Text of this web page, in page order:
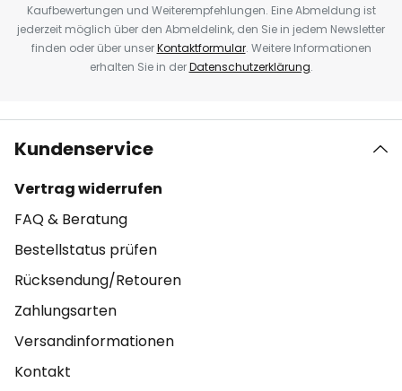
Kaufbewertungen und Weiterempfehlungen. Eine Abmeldung ist
jederzeit möglich über den Abmeldelink, den Sie in jedem Newsletter
finden oder über unserKontaktformular. Weitere Informationen
erhalten Sie in derDatenschutzerklärung.
Kundenservice
Vertrag widerrufen
FAQ & Beratung
Bestellstatus prüfen
Rücksendung/Retouren
Zahlungsarten
Versandinformationen
Kontakt